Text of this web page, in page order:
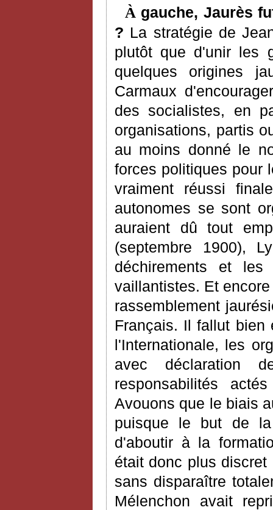
À gauche, Jaurès
? La stratégie de
plutôt que d'unir les
quelques origines
Carmaux
des socialistes, en
organisations, partis
au moins donné le
forces politiques pour
vraiment réussi
autonomes se sont
auraient dû tout
(septembre 1900),
déchirements et les
vaillantistes. Et
rassemblement
Français. Il fallut
l'Internationale, les
avec déclaration
responsabilités
Avouons que le biais
puisque le but de
d'aboutir à la
était donc plus
sans disparaître
Mélenchon avait